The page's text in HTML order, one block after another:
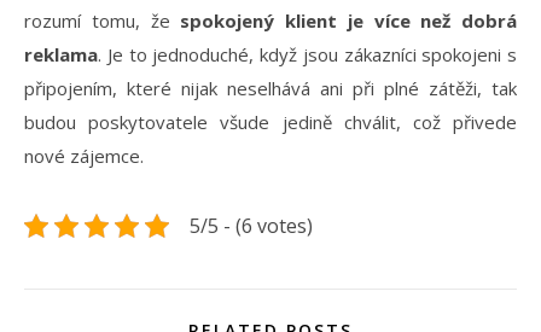
rozumí tomu, že spokojený klient je více než dobrá
reklama. Je to jednoduché, když jsou zákazníci spokojeni s
připojením, které nijak neselhává ani při plné zátěži, tak
budou poskytovatele všude jedině chválit, což přivede
nové zájemce.
5/5 - (6 votes)